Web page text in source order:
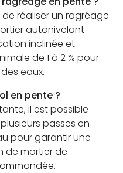
réaliser un ragréage
autonivelant
inclinée et
de 1 à 2 % pour
eaux.
en pente ?
il est possible
passes en
pour garantir une
de mortier de